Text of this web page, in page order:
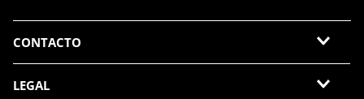
CONTACTO
LEGAL